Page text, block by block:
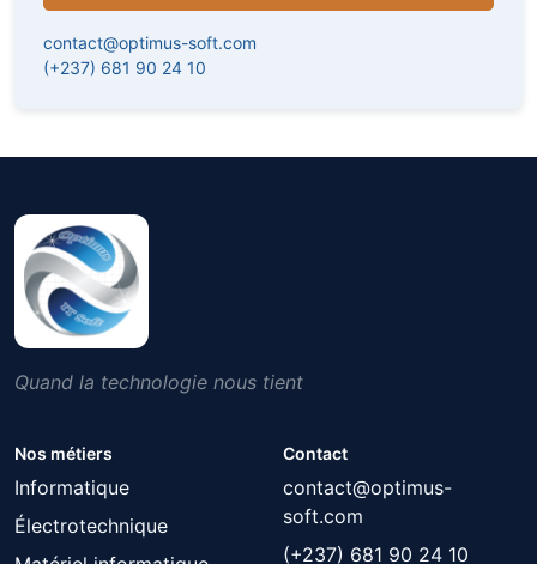
contact@optimus-soft.com
(+237) 681 90 24 10
Quand la technologie nous tient
Nos métiers
Informatique
Électrotechnique
Contact
contact@optimus-
soft.com
(+237) 681 90 24 10